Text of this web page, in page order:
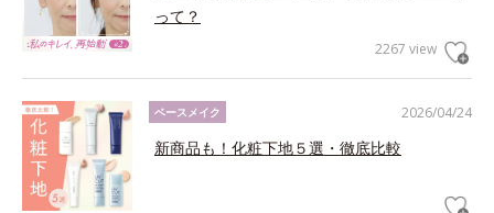
って？
2267 view
2026/04/24
ベースメイク
新商品も！化粧下地５選・徹底比較